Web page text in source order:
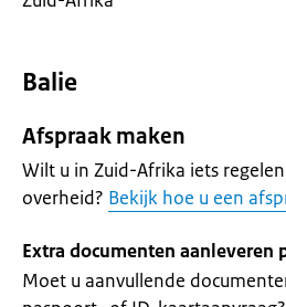
Balie
Afspraak maken
Wilt u in Zuid-Afrika iets
overheid? Bekijk hoe u een
Extra documenten aanleveren
Moet u aanvullende